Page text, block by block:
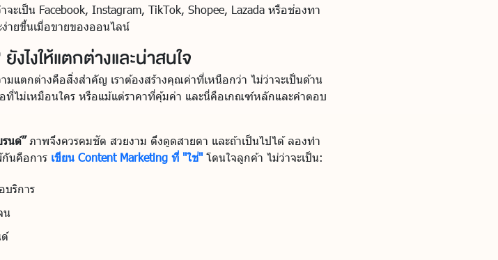
เป็น Facebook, Instagram, TikTok, Shopee, Lazada หรือช่องทา
ง่ายขึ้นเมื่อขายของออนไลน์
ไงให้แตกต่างและน่าสนใจ
แตกต่างคือสิ่งสำคัญ เราต้องสร้างคุณค่าที่เหนือกว่า ไม่ว่าจะเป็นด้าน
ที่ไม่เหมือนใคร หรือแม้แต่ราคาที่คุ้มค่า และนี่คือเกณฑ์หลักและคำตอบ
นด์”ภาพจึงควรคมชัด สวยงาม ดึงดูดสายตา และถ้าเป็นไปได้ ลองทำ
นคือการ เขียน Content Marketing ที่ "ใช่"โดนใจลูกค้า ไม่ว่าจะเป็น:
บริการ
น
ด์